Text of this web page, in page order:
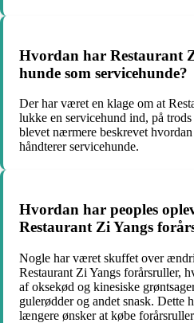
Hvordan har Restaurant
hunde som servicehunde?
Der har været en klage om at
lukke en servicehund ind, på
blevet nærmere beskrevet
håndterer servicehunde.
Hvordan har peoples
Restaurant Zi Yangs
Nogle har været skuffet over
Restaurant Zi Yangs forårsruller,
af oksekød og kinesiske
gulerødder og andet snask. Dette
længere ønsker at købe